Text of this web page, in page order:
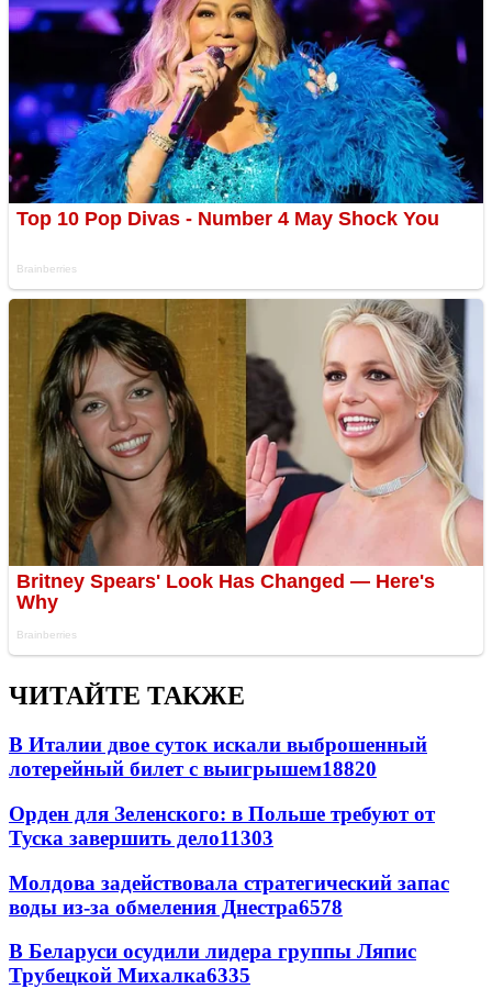
ЧИТАЙТЕ ТАКЖЕ
В Италии двое суток искали выброшенный
лотерейный билет с выигрышем18820
Орден для Зеленского: в Польше требуют от
Туска завершить дело11303
Молдова задействовала стратегический запас
воды из-за обмеления Днестра6578
В Беларуси осудили лидера группы Ляпис
Трубецкой Михалка6335